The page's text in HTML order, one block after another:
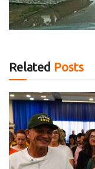
Related Posts